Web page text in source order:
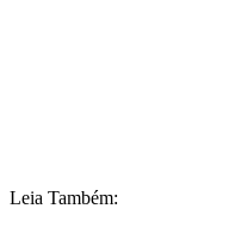
Leia Também: